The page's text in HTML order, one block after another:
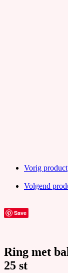
Vorig product
Volgend
Save
Ring met
25 st